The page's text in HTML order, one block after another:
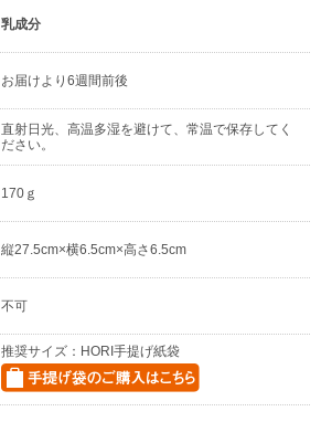
乳成分
お届けより6週間前後
直射日光、高温多湿を避けて、常温で保存してく
ださい。
170ｇ
縦27.5cm×横6.5cm×高さ6.5cm
不可
推奨サイズ：HORI手提げ紙袋